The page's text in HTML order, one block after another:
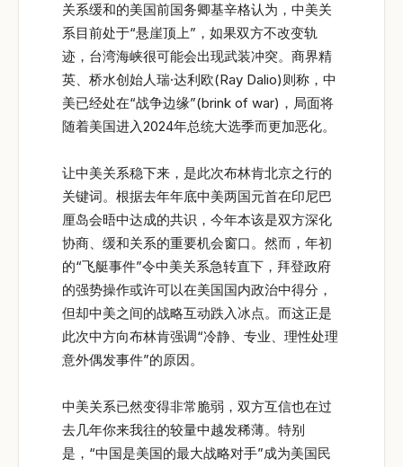
关系缓和的美国前国务卿基辛格认为，中美关
系目前处于“悬崖顶上”，如果双方不改变轨
迹，台湾海峡很可能会出现武装冲突。商界精
英、桥水创始人瑞·达利欧(Ray Dalio)则称，中
美已经处在“战争边缘”(brink of war)，局面将
随着美国进入2024年总统大选季而更加恶化。
让中美关系稳下来，是此次布林肯北京之行的
关键词。根据去年年底中美两国元首在印尼巴
厘岛会晤中达成的共识，今年本该是双方深化
协商、缓和关系的重要机会窗口。然而，年初
的“飞艇事件”令中美关系急转直下，拜登政府
的强势操作或许可以在美国国内政治中得分，
但却中美之间的战略互动跌入冰点。而这正是
此次中方向布林肯强调“冷静、专业、理性处理
意外偶发事件”的原因。
中美关系已然变得非常脆弱，双方互信也在过
去几年你来我往的较量中越发稀薄。特别
是，“中国是美国的最大战略对手”成为美国民